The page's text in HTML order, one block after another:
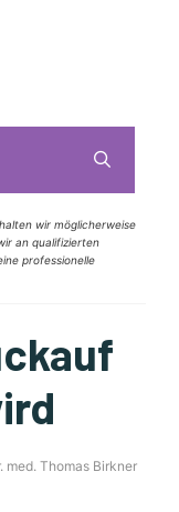
wir möglicherweise
an qualifizierten
professionelle
Thomas Birkner